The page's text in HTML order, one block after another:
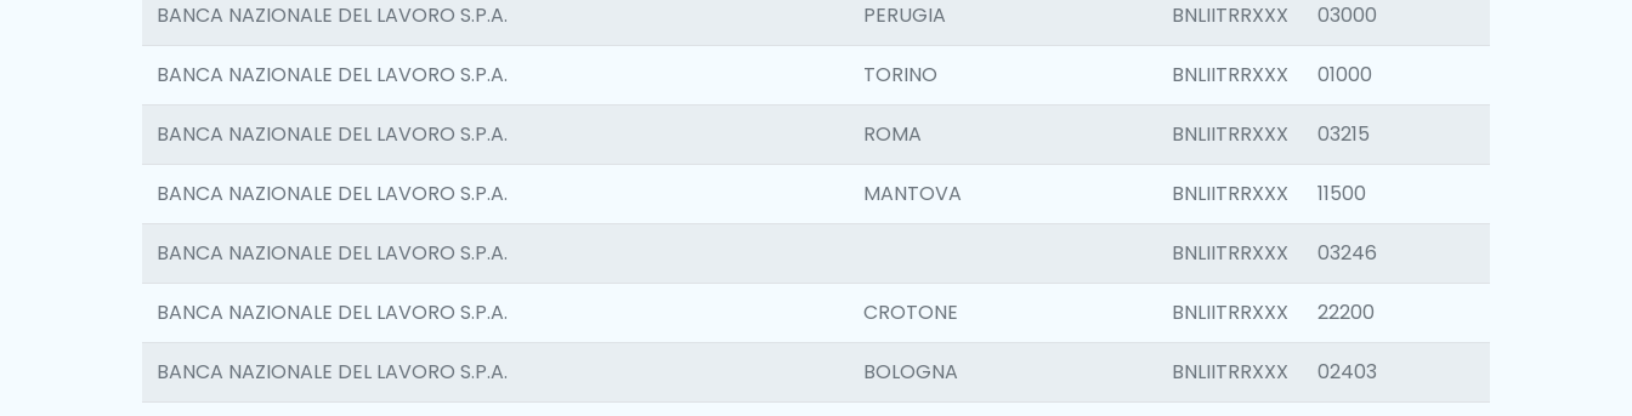
BANCA NAZIONALE DEL LAVORO S.P.A. PERUGIA BNLIITRRXXX 03000
BANCA NAZIONALE DEL LAVORO S.P.A. TORINO BNLIITRRXXX 01000
BANCA NAZIONALE DEL LAVORO S.P.A. ROMA BNLIITRRXXX 03215
BANCA NAZIONALE DEL LAVORO S.P.A. MANTOVA BNLIITRRXXX 11500
BANCA NAZIONALE DEL LAVORO S.P.A. BNLIITRRXXX 03246
BANCA NAZIONALE DEL LAVORO S.P.A. CROTONE BNLIITRRXXX 22200
BANCA NAZIONALE DEL LAVORO S.P.A. BOLOGNA BNLIITRRXXX 02403